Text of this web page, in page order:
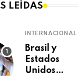
LEÍDAS
INTERNACIONAL
Brasil y
Estados
Unidos